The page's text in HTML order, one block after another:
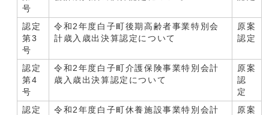
号
認定
第3
号
令和2年度白子町後期高齢者事業特別会
計歳入歳出決算認定について
原案
認定
認定
第4
号
令和2年度白子町介護保険事業特別会計
歳入歳出決算認定について
原案
認
定
認定
令和2年度白子町休養施設事業特別会計
原案